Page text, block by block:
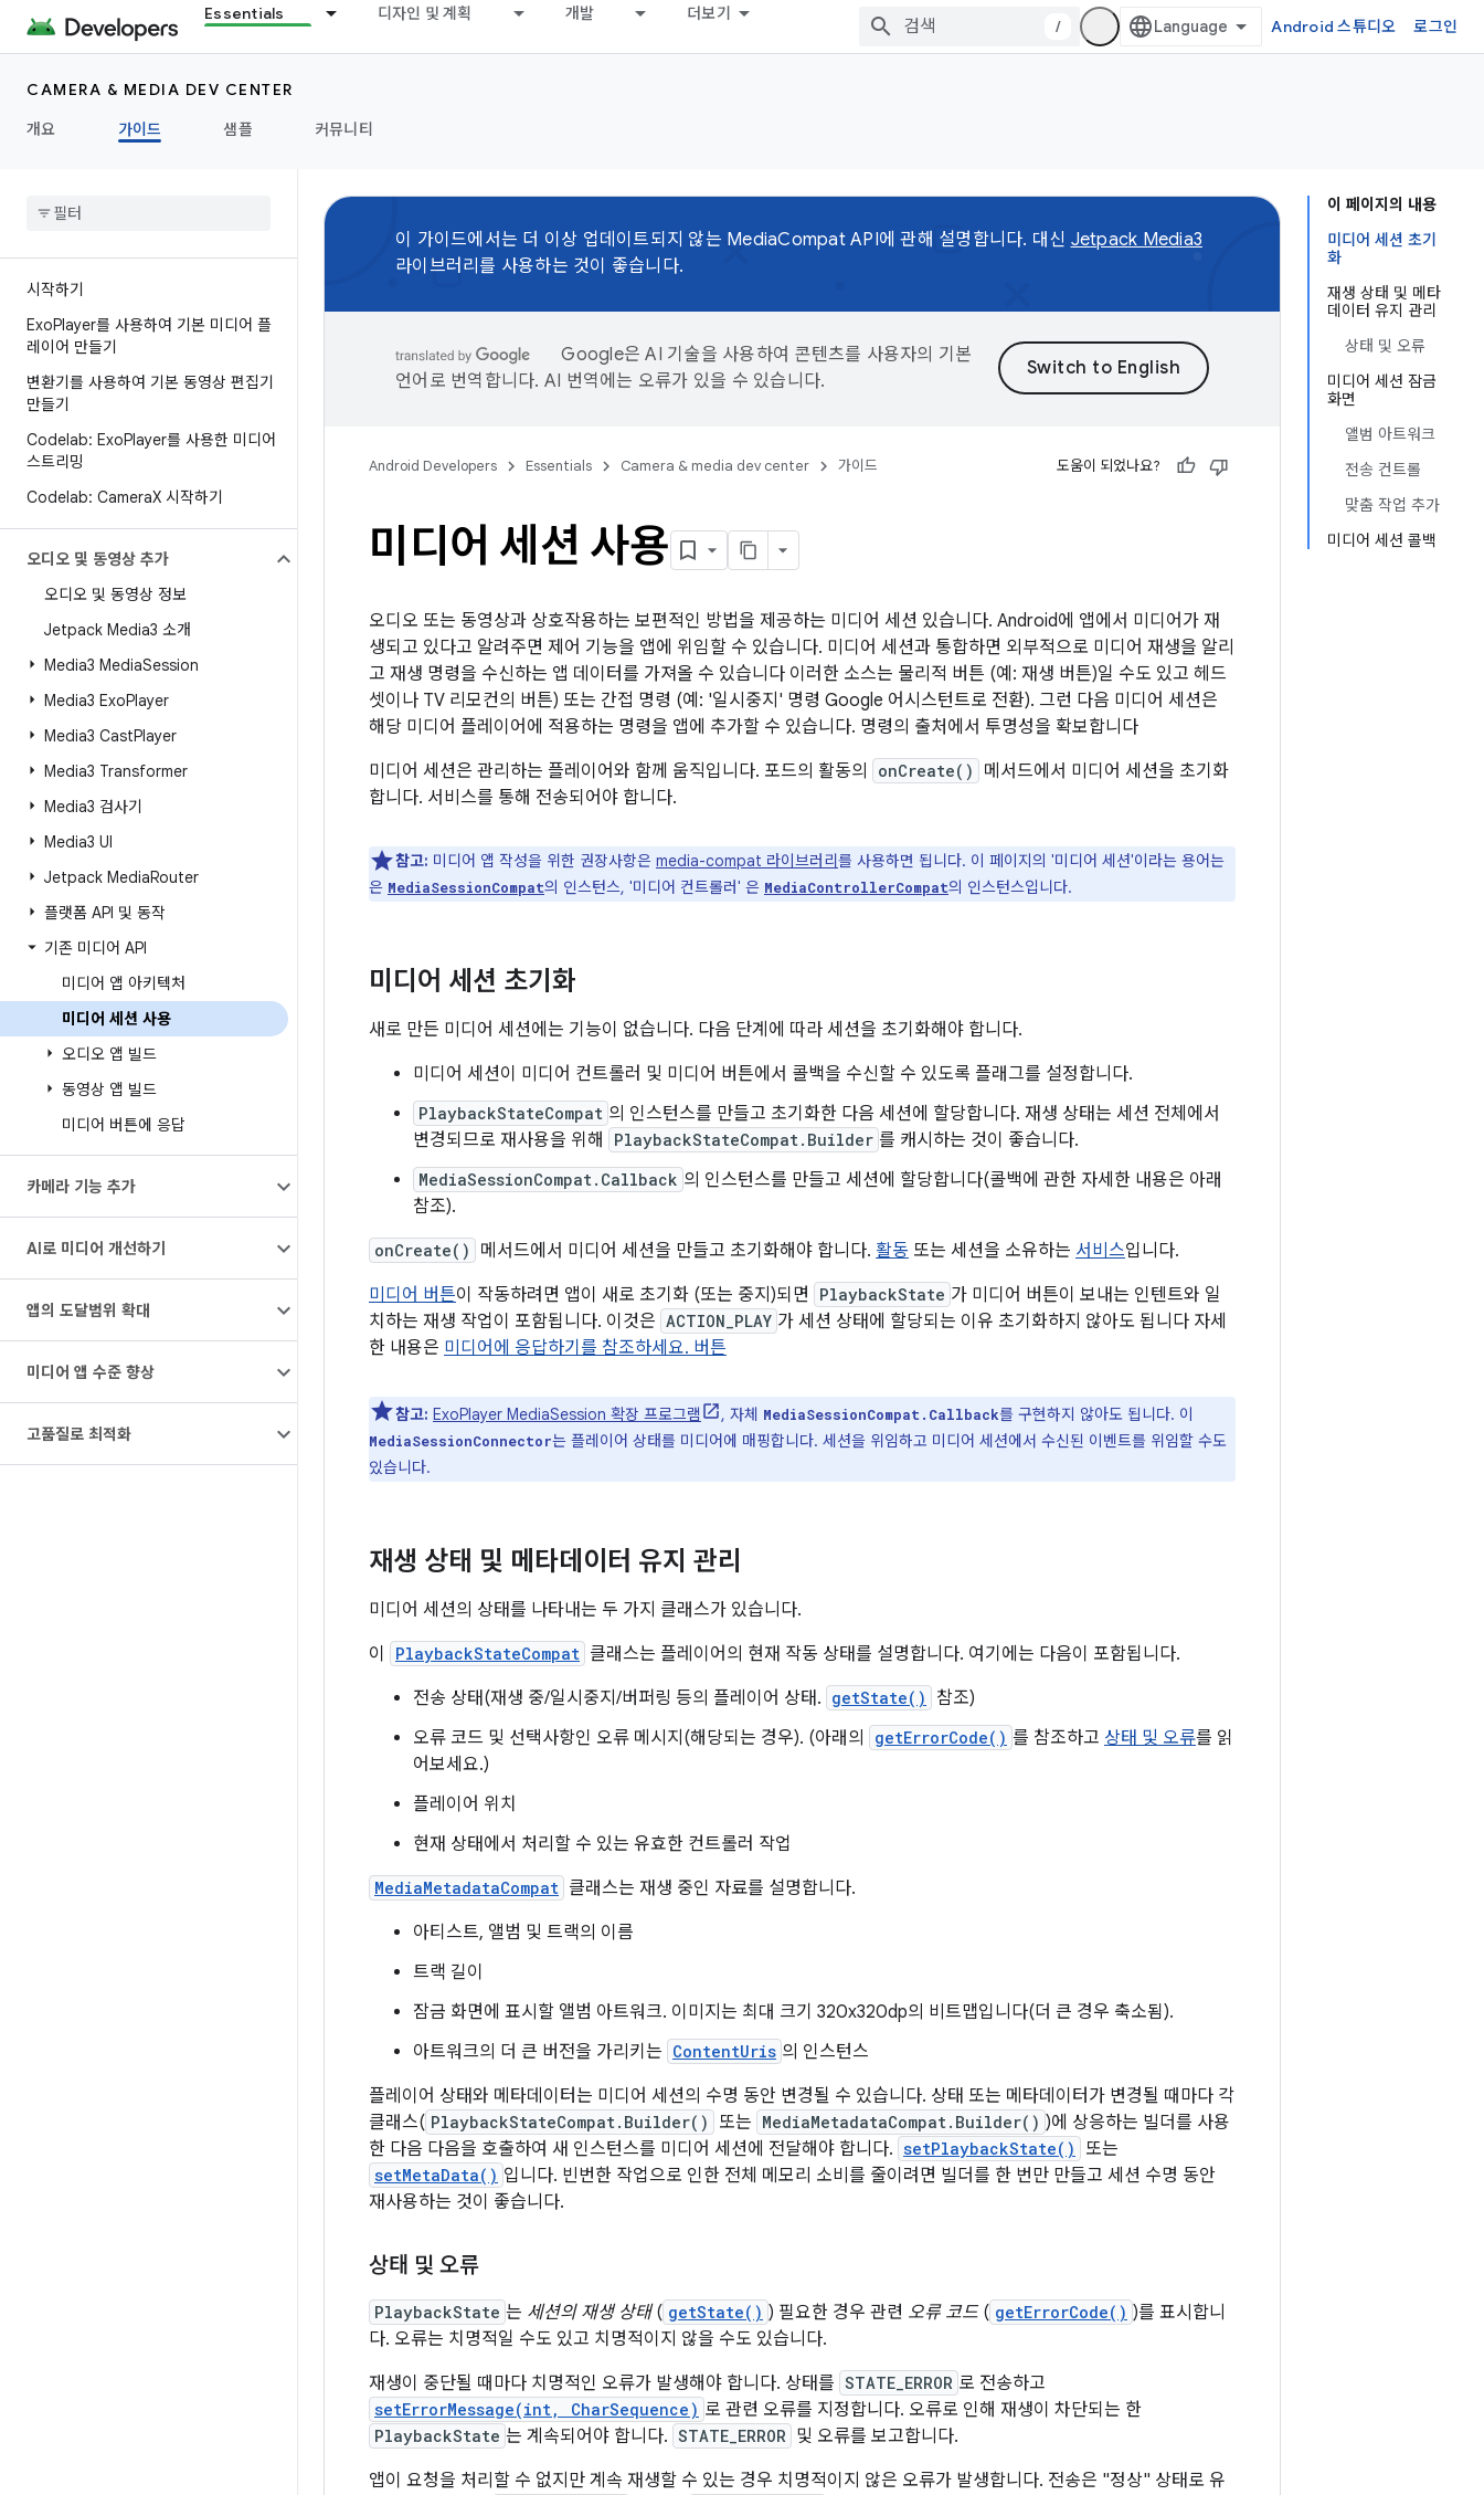
Essentials 디자인 및 계획 개발 더보기
/ Android 스튜디오 로그인
CAMERA & MEDIA DEV CENTER
개요
가이드 샘플 커뮤니티
시작하기
ExoPlayer를 사용하여 기본 미디어 플
레이어 만들기
변환기를 사용하여 기본 동영상 편집기
만들기
Codelab: ExoPlayer를 사용한 미디어
스트리밍
Codelab: CameraX 시작하기
오디오 및 동영상 추가
오디오 및 동영상 정보
Jetpack Media3 소개
Media3 MediaSession
Media3 ExoPlayer
Media3 CastPlayer
Media3 Transformer
Media3 검사기
Media3 UI
Jetpack MediaRouter
플랫폼 API 및 동작
기존 미디어 API
미디어 앱 아키텍처
미디어 세션 사용
오디오 앱 빌드
동영상 앱 빌드
미디어 버튼에 응답
카메라 기능 추가
AI로 미디어 개선하기
앱의 도달범위 확대
미디어 앱 수준 향상
고품질로 최적화
이 페이지의 내용
미디어 세션 초기
화
재생 상태 및 메타
데이터 유지 관리
상태 및 오류
미디어 세션 잠금
화면
앨범 아트워크
전송 컨트롤
맞춤 작업 추가
미디어 세션 콜백
이 가이드에서는 더 이상 업데이트되지 않는 MediaCompat API에 관해 설명합니다. 대신 Jetpack Media3
라이브러리를 사용하는 것이 좋습니다.
Google은 AI 기술을 사용하여 콘텐츠를 사용자의 기본
언어로 번역합니다. AI 번역에는 오류가 있을 수 있습니다.
Android Developers Essentials Camera & media dev center 가이드 도움이 되었나요?
미디어 세션 사용
오디오 또는 동영상과 상호작용하는 보편적인 방법을 제공하는 미디어 세션 있습니다. Android에 앱에서 미디어가 재
생되고 있다고 알려주면 제어 기능을 앱에 위임할 수 있습니다. 미디어 세션과 통합하면 외부적으로 미디어 재생을 알리
고 재생 명령을 수신하는 앱 데이터를 가져올 수 있습니다 이러한 소스는 물리적 버튼 (예: 재생 버튼)일 수도 있고 헤드
셋이나 TV 리모컨의 버튼) 또는 간접 명령 (예: '일시중지' 명령 Google 어시스턴트로 전환). 그런 다음 미디어 세션은
해당 미디어 플레이어에 적용하는 명령을 앱에 추가할 수 있습니다. 명령의 출처에서 투명성을 확보합니다
미디어 세션은 관리하는 플레이어와 함께 움직입니다. 포드의 활동의
onCreate()
메서드에서 미디어 세션을 초기화
합니다. 서비스를 통해 전송되어야 합니다.
참고: 미디어 앱 작성을 위한 권장사항은 media-compat 라이브러리를 사용하면 됩니다. 이 페이지의 '미디어 세션'이라는 용어는
은 MediaSessionCompat의 인스턴스, '미디어 컨트롤러' 은 MediaControllerCompat의 인스턴스입니다.
미디어 세션 초기화
새로 만든 미디어 세션에는 기능이 없습니다. 다음 단계에 따라 세션을 초기화해야 합니다.
미디어 세션이 미디어 컨트롤러 및 미디어 버튼에서 콜백을 수신할 수 있도록 플래그를 설정합니다.
PlaybackStateCompat 의 인스턴스를 만들고 초기화한 다음 세션에 할당합니다. 재생 상태는 세션 전체에서
변경되므로 재사용을 위해
PlaybackStateCompat.Builder 를 캐시하는 것이 좋습니다.
MediaSessionCompat.Callback 의 인스턴스를 만들고 세션에 할당합니다(콜백에 관한 자세한 내용은 아래
참조).
onCreate() 메서드에서 미디어 세션을 만들고 초기화해야 합니다. 활동 또는 세션을 소유하는 서비스입니다.
미디어 버튼이 작동하려면 앱이 새로 초기화 (또는 중지)되면 PlaybackState 가 미디어 버튼이 보내는 인텐트와 일
치하는 재생 작업이 포함됩니다. 이것은 ACTION_PLAY 가 세션 상태에 할당되는 이유 초기화하지 않아도 됩니다 자세
한 내용은 미디어에 응답하기를 참조하세요. 버튼
참고: ExoPlayer MediaSession 확장 프로그램 , 자체 MediaSessionCompat.Callback를 구현하지 않아도 됩니다. 이
MediaSessionConnector는 플레이어 상태를 미디어에 매핑합니다. 세션을 위임하고 미디어 세션에서 수신된 이벤트를 위임할 수도
있습니다.
재생 상태 및 메타데이터 유지 관리
미디어 세션의 상태를 나타내는 두 가지 클래스가 있습니다.
이
PlaybackStateCompat 클래스는 플레이어의 현재 작동 상태를 설명합니다. 여기에는 다음이 포함됩니다.
전송 상태(재생 중/일시중지/버퍼링 등의 플레이어 상태. getState()
참조)
오류 코드 및 선택사항인 오류 메시지(해당되는 경우). (아래의
getErrorCode() 를 참조하고 상태 및 오류를 읽
어보세요.)
플레이어 위치
현재 상태에서 처리할 수 있는 유효한 컨트롤러 작업
MediaMetadataCompat 클래스는 재생 중인 자료를 설명합니다.
아티스트, 앨범 및 트랙의 이름
트랙 길이
잠금 화면에 표시할 앨범 아트워크. 이미지는 최대 크기 320x320dp의 비트맵입니다(더 큰 경우 축소됨).
아트워크의 더 큰 버전을 가리키는 ContentUris 의 인스턴스
플레이어 상태와 메타데이터는 미디어 세션의 수명 동안 변경될 수 있습니다. 상태 또는 메타데이터가 변경될 때마다 각
클래스( PlaybackStateCompat.Builder() 또는 MediaMetadataCompat.Builder() )에 상응하는 빌더를 사용
한 다음 다음을 호출하여 새 인스턴스를 미디어 세션에 전달해야 합니다. setPlaybackState() 또는
setMetaData() 입니다. 빈번한 작업으로 인한 전체 메모리 소비를 줄이려면 빌더를 한 번만 만들고 세션 수명 동안
재사용하는 것이 좋습니다.
상태 및 오류
PlaybackState 는 세션의 재생 상태( getState() ) 필요한 경우 관련 오류 코드 ( getErrorCode() )를 표시합니
다. 오류는 치명적일 수도 있고 치명적이지 않을 수도 있습니다.
재생이 중단될 때마다 치명적인 오류가 발생해야 합니다. 상태를 STATE_ERROR 로 전송하고
setErrorMessage(int, CharSequence) 로 관련 오류를 지정합니다. 오류로 인해 재생이 차단되는 한
PlaybackState 는 계속되어야 합니다. STATE_ERROR 및 오류를 보고합니다.
앱이 요청을 처리할 수 없지만 계속 재생할 수 있는 경우 치명적이지 않은 오류가 발생합니다. 전송은 "정상" 상태로 유